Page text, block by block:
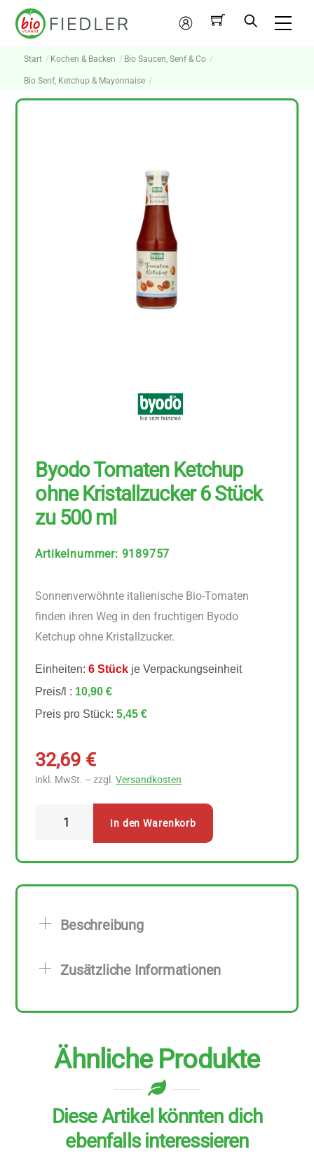
Skip
Mein
Konto
Start Kochen & Backen Bio Saucen, Senf & Co
Bio Senf, Ketchup & Mayonnaise
Byodo Tomaten Ketchup
ohne Kristallzucker 6 Stück
zu 500 ml
Artikelnummer: 9189757
Sonnenverwöhnte italienische Bio-Tomaten
finden ihren Weg in den fruchtigen Byodo
Ketchup ohne Kristallzucker.
Einheiten:6 Stück je Verpackungseinheit
Preis/l : 10,90 €
Preis pro Stück:5,45 €
32,69 €
inkl. MwSt. – zzgl.Versandkosten
500
Menge
In den Warenkorb
Beschreibung
Zusätzliche Informationen
Ähnliche Produkte
Diese Artikel könnten dich
ebenfalls interessieren